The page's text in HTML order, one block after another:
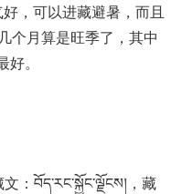
，可以进藏避暑，而且
个月算是旺季了，其中
。
：བོད་རང་སྐྱོང་ལྗོངས།，藏